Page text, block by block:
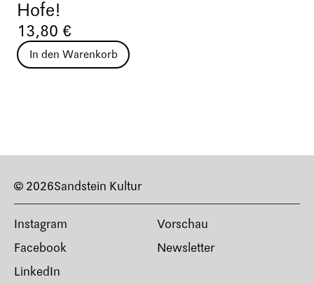
Hofe!
13,80 €
In den Warenkorb
© 2026Sandstein Kultur
Instagram
Facebook
LinkedIn
Vorschau
Newsletter